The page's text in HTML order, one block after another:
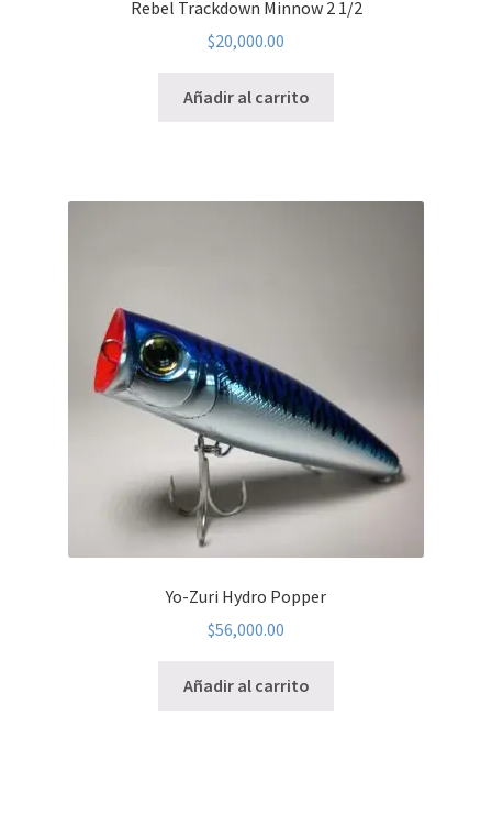
Rebel Trackdown Minnow 2 1/2
$20,000.00
Añadir al carrito
Yo-Zuri Hydro Popper
$56,000.00
Añadir al carrito